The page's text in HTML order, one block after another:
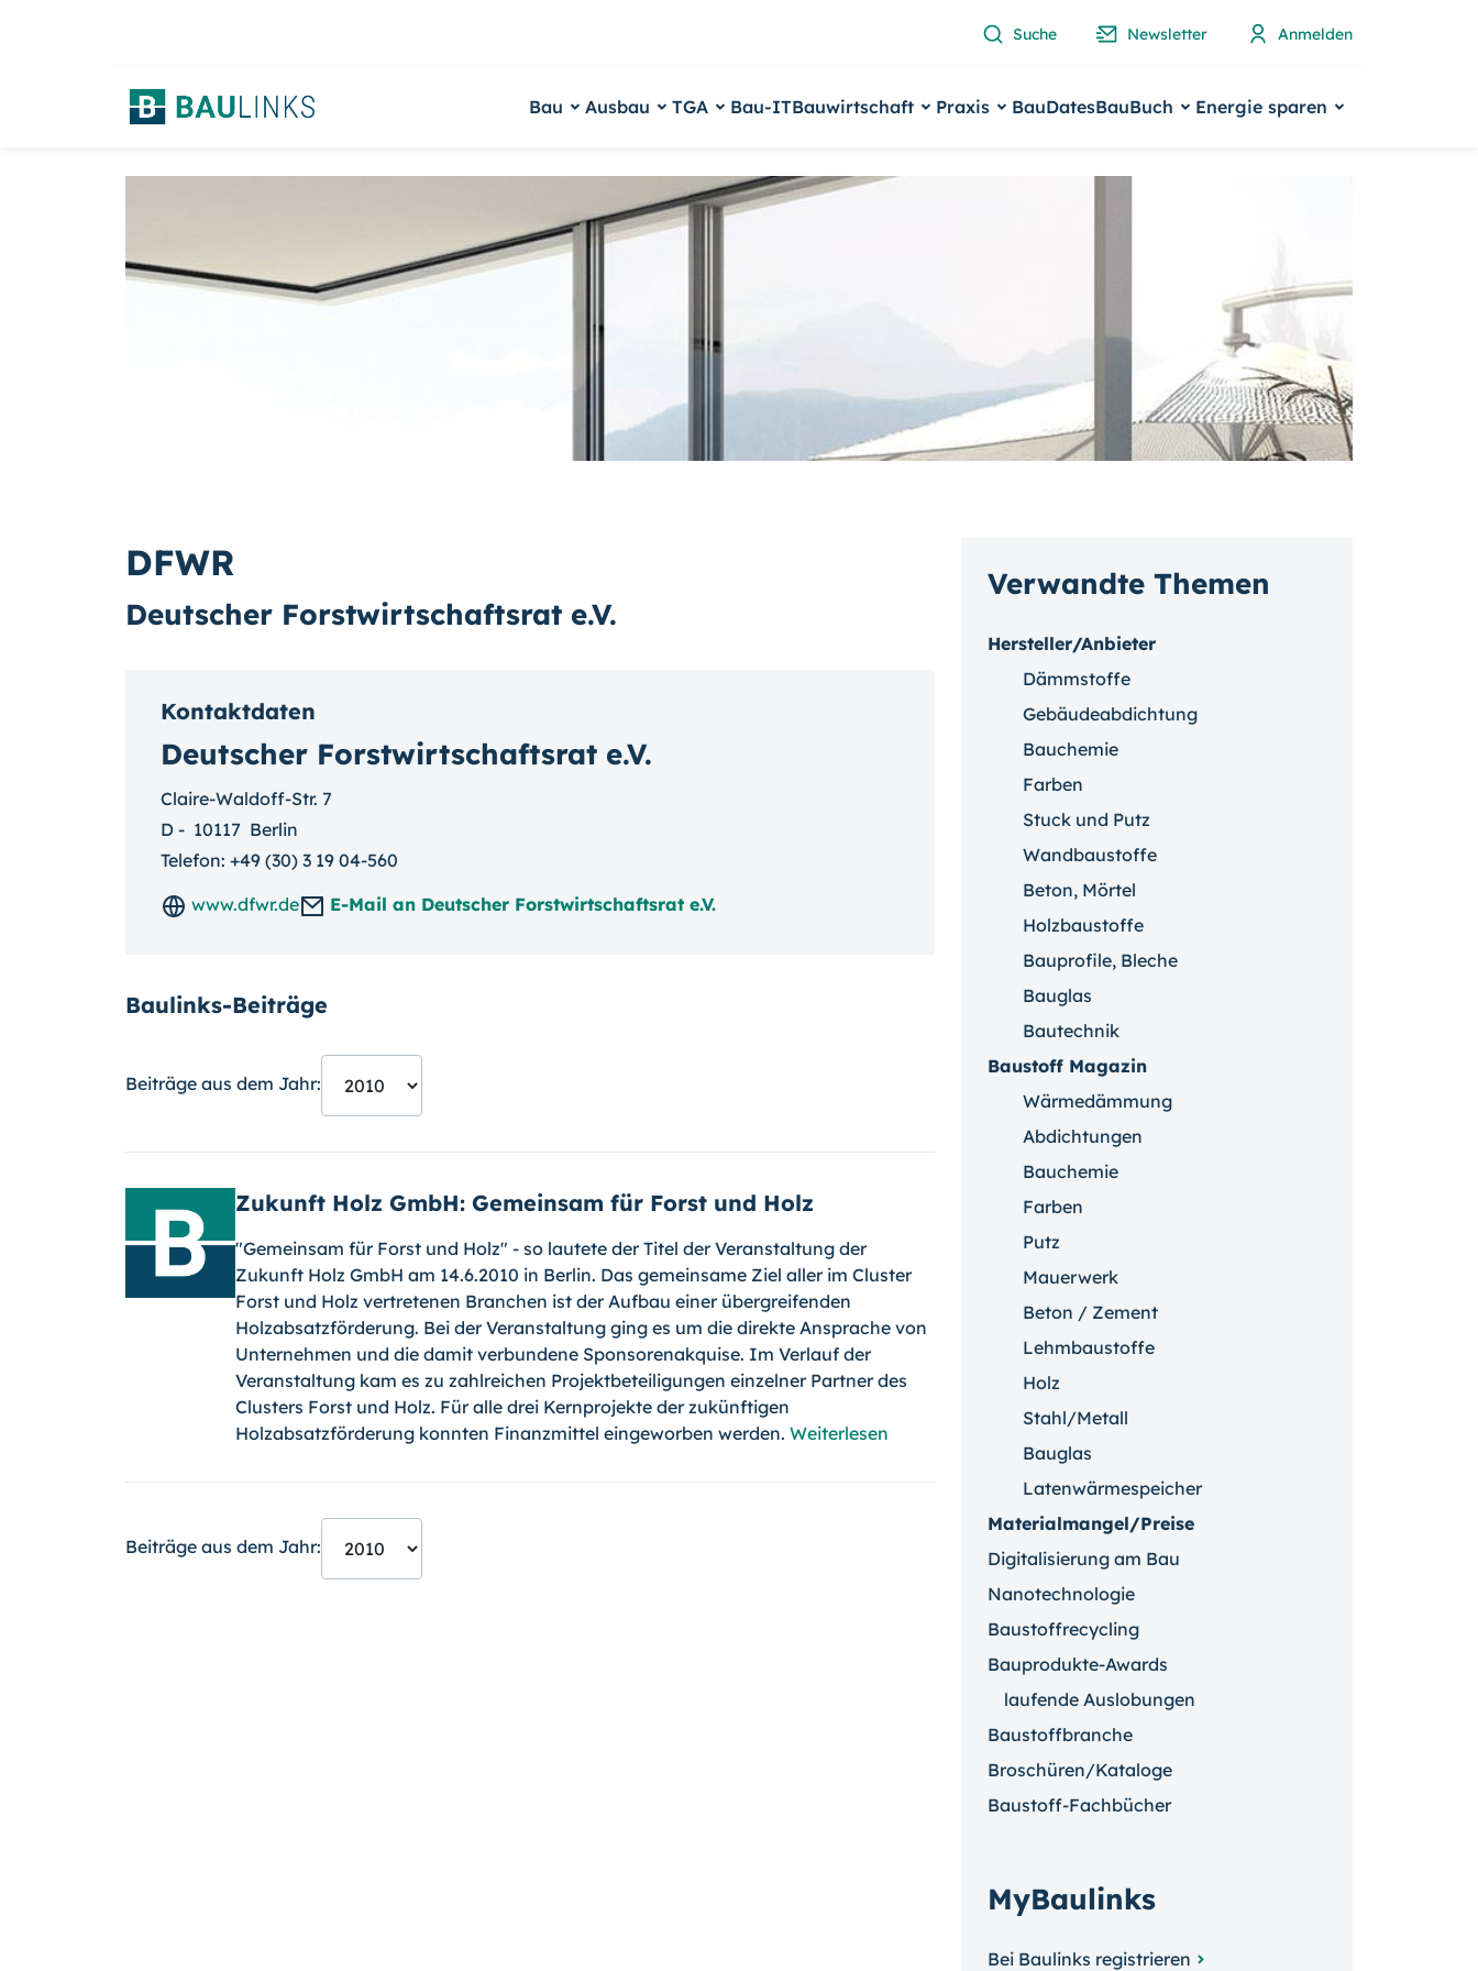
Suche Newsletter Anmelden
Bau Ausbau TGA Bau-ITBauwirtschaft Praxis BauDatesBauBuch Energie sparen
DFWR
Deutscher Forstwirtschaftsrat e.V.
Kontaktdaten
Deutscher Forstwirtschaftsrat e.V.
Claire-Waldoff-Str. 7
D - 10117 Berlin
Telefon: +49 (30) 3 19 04-560
www.dfwr.de
E-Mail an Deutscher Forstwirtschaftsrat e.V.
Baulinks-Beiträge
Beiträge aus dem Jahr:
Zukunft Holz GmbH: Gemeinsam für Forst und Holz
"Gemeinsam für Forst und Holz" - so lautete der Titel der Veranstaltung der
Zukunft Holz GmbH am 14.6.2010 in Berlin. Das gemeinsame Ziel aller im Cluster
Forst und Holz vertretenen Branchen ist der Aufbau einer übergreifenden
Holzabsatzförderung. Bei der Veranstaltung ging es um die direkte Ansprache von
Unternehmen und die damit verbundene Sponsorenakquise. Im Verlauf der
Veranstaltung kam es zu zahlreichen Projektbeteiligungen einzelner Partner des
Clusters Forst und Holz. Für alle drei Kernprojekte der zukünftigen
Holzabsatzförderung konnten Finanzmittel eingeworben werden. Weiterlesen
Beiträge aus dem Jahr:
Verwandte Themen
Hersteller/Anbieter
Dämmstoffe
Gebäudeabdichtung
Bauchemie
Farben
Stuck und Putz
Wandbaustoffe
Beton, Mörtel
Holzbaustoffe
Bauprofile, Bleche
Bauglas
Bautechnik
Baustoff Magazin
Wärmedämmung
Abdichtungen
Bauchemie
Farben
Putz
Mauerwerk
Beton / Zement
Lehmbaustoffe
Holz
Stahl/Metall
Bauglas
Latenwärmespeicher
Materialmangel/Preise
Digitalisierung am Bau
Nanotechnologie
Baustoffrecycling
Bauprodukte-Awards
laufende Auslobungen
Baustoffbranche
Broschüren/Kataloge
Baustoff-Fachbücher
MyBaulinks
Bei Baulinks registrieren